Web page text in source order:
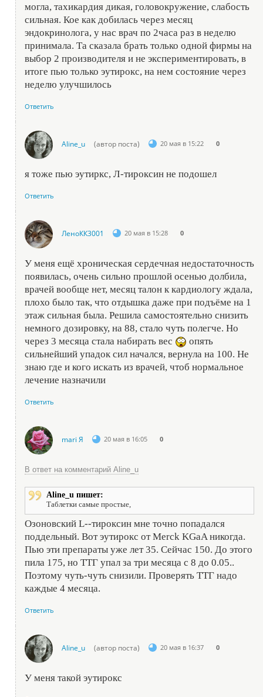
могла, тахикардия дикая, головокружение, слабость
сильная. Кое как добилась через месяц
эндокринолога, у нас врач по 2часа раз в неделю
принимала. Та сказала брать только одной фирмы на
выбор 2 производителя и не экспериментировать, в
итоге пью только эутирокс, на нем состояние через
неделю улучшилось
Ответить
Aline_u (автор поста) 20 мая в 15:22 0
я тоже пью эутиркс, Л-тироксин не подошел
Ответить
ЛеноКК3001 20 мая в 15:28 0
У меня ещё хроническая сердечная недостаточность
появилась, очень сильно прошлой осенью долбила,
врачей вообще нет, месяц талон к кардиологу ждала,
плохо было так, что отдышка даже при подъёме на 1
этаж сильная была. Решила самостоятельно снизить
немного дозировку, на 88, стало чуть полегче. Но
через 3 месяца стала набирать вес
опять
сильнейший упадок сил начался, вернула на 100. Не
знаю где и кого искать из врачей, чтоб нормальное
лечение назначили
Ответить
mari Я 20 мая в 16:05 0
В ответ на комментарий Aline_u
Aline_u пишет:
Таблетки самые простые,
Озоновский L--тироксин мне точно попадался
поддельный. Вот эутирокс от Merck KGaA никогда.
Пью эти препараты уже лет 35. Сейчас 150. До этого
пила 175, но ТТГ упал за три месяца с 8 до 0.05..
Поэтому чуть-чуть снизили. Проверять ТТГ надо
каждые 4 месяца.
Ответить
Aline_u (автор поста) 20 мая в 16:37 0
У меня такой эутирокс